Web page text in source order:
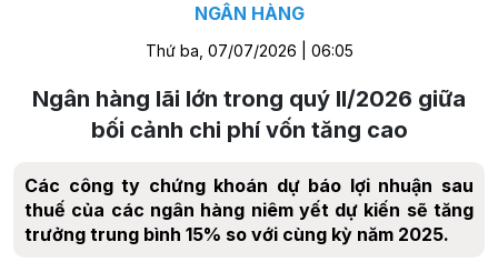
NGÂN HÀNG
Thứ ba, 07/07/2026 | 06:05
Ngân hàng lãi lớn trong quý II/2026 giữa
bối cảnh chi phí vốn tăng cao
Các công ty chứng khoán dự báo lợi nhuận sau
thuế của các ngân hàng niêm yết dự kiến sẽ tăng
trưởng trung bình 15% so với cùng kỳ năm 2025.